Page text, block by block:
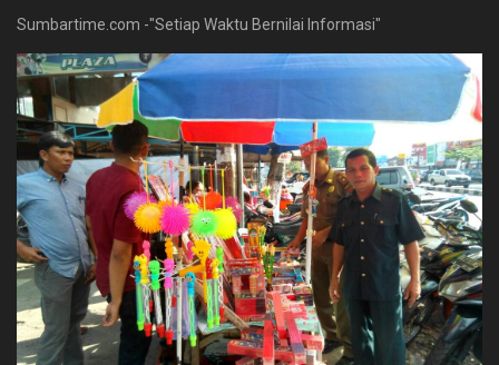
Sumbartime.com -"Setiap Waktu Bernilai Informasi"